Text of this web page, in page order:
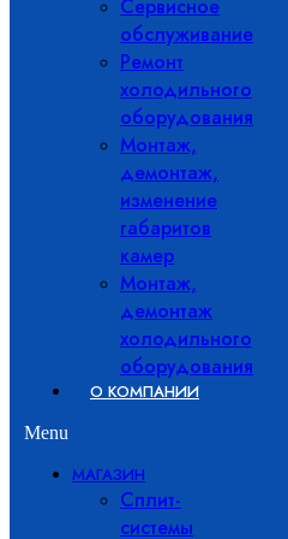
Сервисное
обслуживание
Ремонт
холодильного
оборудования
Монтаж,
демонтаж,
изменение
габаритов
камер
Монтаж,
демонтаж
холодильного
оборудования
О КОМПАНИИ
Menu
МАГАЗИН
Сплит-
системы